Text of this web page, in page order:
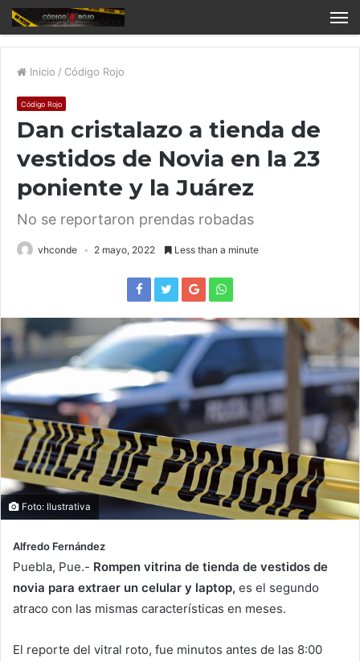
Inicio / Código Rojo
Código Rojo
Dan cristalazo a tienda de
vestidos de Novia en la 23
poniente y la Juárez
No se reportaron prendas robadas
vhconde 2 mayo, 2022 Less than a minute
Foto: Ilustrativa
Alfredo Fernández
Puebla, Pue.- Rompen vitrina de tienda de vestidos de
novia para extraer un celular y laptop, es el segundo
atraco con las mismas características en meses.
El reporte del vitral roto, fue minutos antes de las 8:00